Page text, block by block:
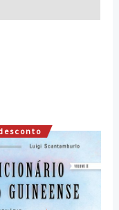
O
preço
original
era:
37,10 €.
O
preço
atual
é:
33,39 €.